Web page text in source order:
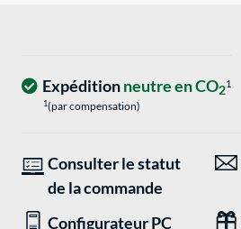
Expéditionneutre en CO21
1(par compensation)
Consulter le statut
de la commande
Configurateur PC